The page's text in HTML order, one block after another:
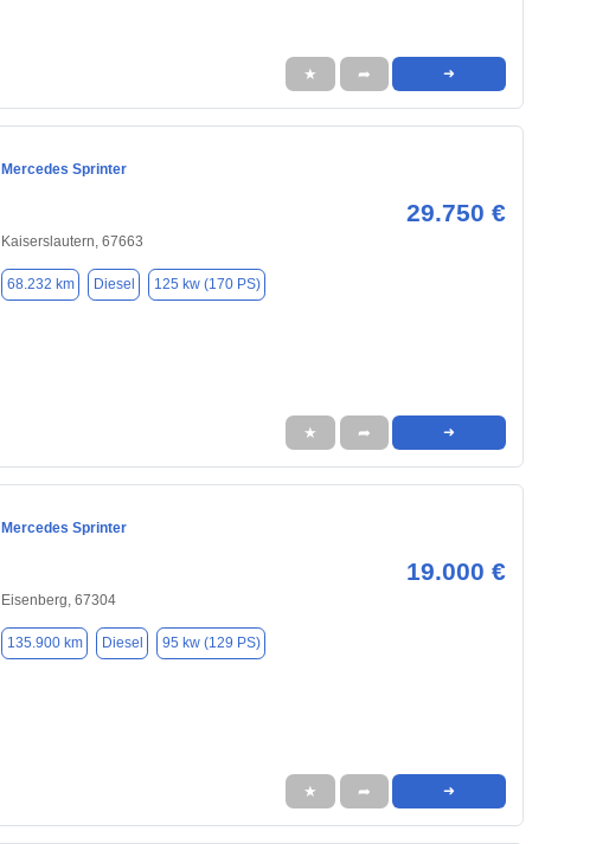
★ ➦ ➜
Mercedes Sprinter
29.750 €
Kaiserslautern, 67663
68.232 km Diesel 125 kw (170 PS)
★ ➦ ➜
Mercedes Sprinter
19.000 €
Eisenberg, 67304
135.900 km Diesel 95 kw (129 PS)
★ ➦ ➜